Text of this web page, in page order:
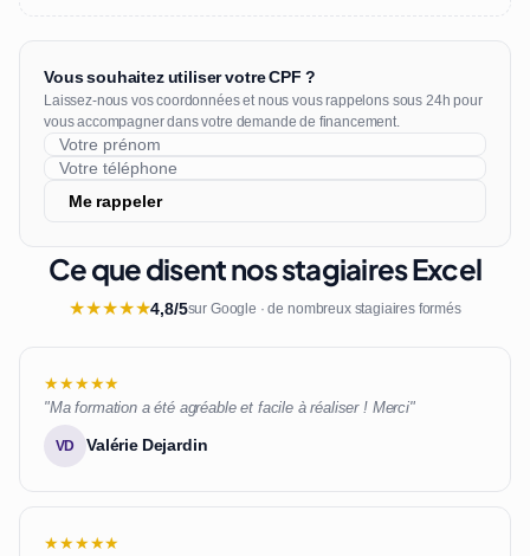
Vous souhaitez utiliser votre CPF ?
Laissez-nous vos coordonnées et nous vous rappelons sous 24h pour
vous accompagner dans votre demande de financement.
Me rappeler
Ce que disent nos stagiaires Excel
★★★★★4,8/5sur Google · de nombreux stagiaires formés
★★★★★
"Ma formation a été agréable et facile à réaliser ! Merci"
VD Valérie Dejardin
★★★★★